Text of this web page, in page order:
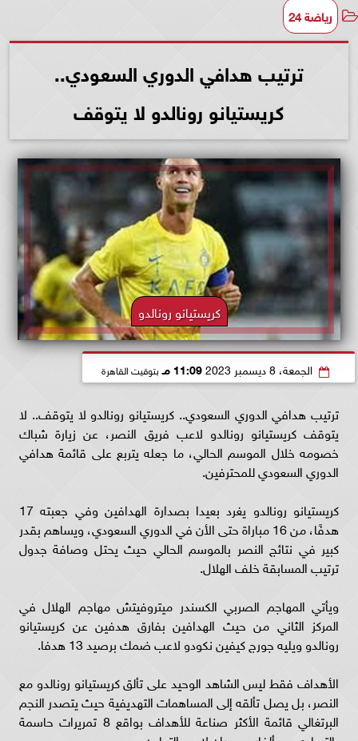
رياضة 24
ترتيب هدافي الدوري السعودي..
كريستيانو رونالدو لا يتوقف
كريستيانو رونالدو
الجمعة، 8 ديسمبر 2023 11:09 مـ بتوقيت القاهرة
ترتيب هدافي الدوري السعودي.. كريستيانو رونالدو لا يتوقف.. لا
يتوقف كريستيانو رونالدو لاعب فريق النصر، عن زيارة شباك
خصومه خلال الموسم الحالي، ما جعله يتربع على قائمة هدافي
الدوري السعودي للمحترفين.
كريستيانو رونالدو يغرد بعيدا بصدارة الهدافين وفي جعبته 17
هدفًا، من 16 مباراة حتى الأن في الدوري السعودي، ويساهم بقدر
كبير في نتائج النصر بالموسم الحالي حيث يحتل وصافة جدول
ترتيب المسابقة خلف الهلال.
ويأتي المهاجم الصربي الكسندر ميتروفيتش مهاجم الهلال في
المركز الثاني من حيث الهدافين بفارق هدفين عن كريستيانو
رونالدو ويليه جورج كيفين نكودو لاعب ضمك برصيد 13 هدفا.
الأهداف فقط ليس الشاهد الوحيد على تألق كريستيانو رونالدو مع
النصر، بل يصل تألقه إلى المساهمات التهديفية حيث يتصدر النجم
البرتغالي قائمة الأكثر صناعة للأهداف بواقع 8 تمريرات حاسمة